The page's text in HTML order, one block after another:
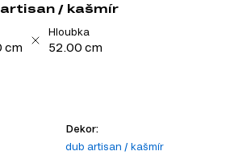
/ kašmír
cm
Hloubka
52.00 cm
Dekor:
dub artisan / kašmír